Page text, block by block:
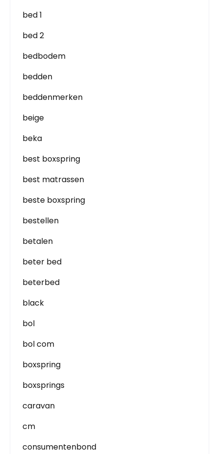
bed 1
bed 2
bedbodem
bedden
beddenmerken
beige
beka
best boxspring
best matrassen
beste boxspring
bestellen
betalen
beter bed
beterbed
black
bol
bol com
boxspring
boxsprings
caravan
cm
consumentenbond